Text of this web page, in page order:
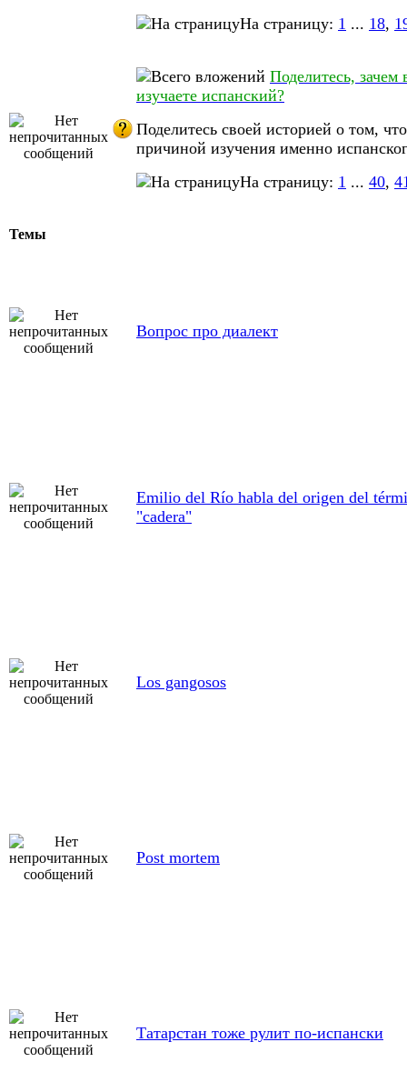
На страницу: 1 ... 18,
Поделитесь, зачем
изучаете испанский?
Поделитесь своей историей о том,
причиной изучения именно
На страницу: 1 ... 40,
Темы
Вопрос про диалект
Emilio del Río habla del origen del
"cadera"
Los gangosos
Post mortem
Татарстан тоже рулит по-испански